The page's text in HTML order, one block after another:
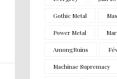
Gothic Metal
Power Metal
AmongRuins
Machinae Supremacy